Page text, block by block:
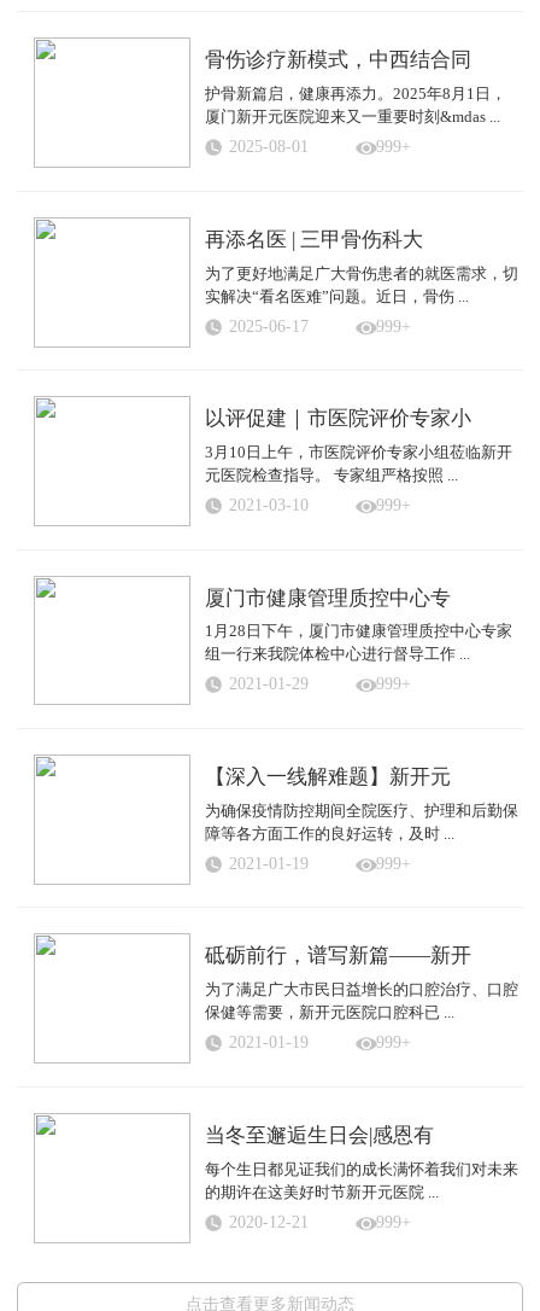
骨伤诊疗新模式，中西结合同
护骨新篇启，健康再添力。2025年8月1日，
厦门新开元医院迎来又一重要时刻&mdas ...
2025-08-01 999+
再添名医 | 三甲骨伤科大
为了更好地满足广大骨伤患者的就医需求，切
实解决“看名医难”问题。近日，骨伤 ...
2025-06-17 999+
以评促建｜市医院评价专家小
3月10日上午，市医院评价专家小组莅临新开
元医院检查指导。 专家组严格按照 ...
2021-03-10 999+
厦门市健康管理质控中心专
1月28日下午，厦门市健康管理质控中心专家
组一行来我院体检中心进行督导工作 ...
2021-01-29 999+
【深入一线解难题】新开元
为确保疫情防控期间全院医疗、护理和后勤保
障等各方面工作的良好运转，及时 ...
2021-01-19 999+
砥砺前行，谱写新篇——新开
为了满足广大市民日益增长的口腔治疗、口腔
保健等需要，新开元医院口腔科已 ...
2021-01-19 999+
当冬至邂逅生日会|感恩有
每个生日都见证我们的成长满怀着我们对未来
的期许在这美好时节新开元医院 ...
2020-12-21 999+
点击查看更多新闻动态